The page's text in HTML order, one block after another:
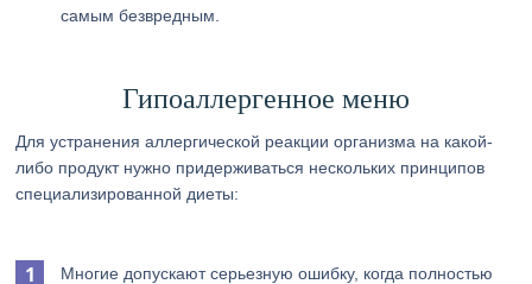
самым безвредным.
Гипоаллергенное меню
Для устранения аллергической реакции организма на какой-
либо продукт нужно придерживаться нескольких принципов
специализированной диеты:
Многие допускают серьезную ошибку, когда полностью